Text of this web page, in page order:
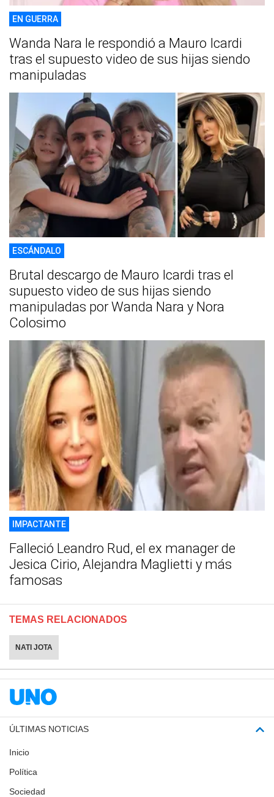
EN GUERRA
Wanda Nara le respondió a Mauro Icardi
tras el supuesto video de sus hijas siendo
manipuladas
ESCÁNDALO
Brutal descargo de Mauro Icardi tras el
supuesto video de sus hijas siendo
manipuladas por Wanda Nara y Nora
Colosimo
IMPACTANTE
Falleció Leandro Rud, el ex manager de
Jesica Cirio, Alejandra Maglietti y más
famosas
TEMAS RELACIONADOS
NATI JOTA
ÚLTIMAS NOTICIAS
Inicio
Política
Sociedad